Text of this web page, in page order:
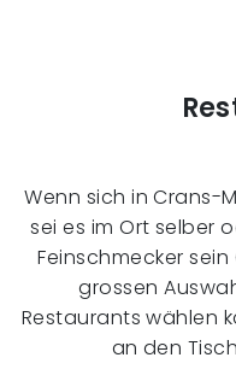
Wenn sich in Crans-
sei es im Ort selber
Feinschmecker
grossen
Restaurants wählen
an den